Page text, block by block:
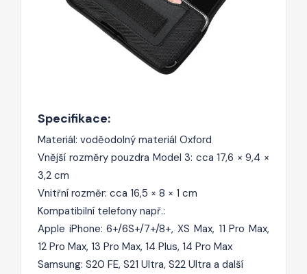
Specifikace:
Materiál: voděodolný materiál Oxford
Vnější rozměry pouzdra Model 3: cca 17,6 × 9,4 ×
3,2 cm
Vnitřní rozměr: cca 16,5 × 8 × 1 cm
Kompatibilní telefony např.:
Apple iPhone: 6+/6S+/7+/8+, XS Max, 11 Pro Max,
12 Pro Max, 13 Pro Max, 14 Plus, 14 Pro Max
Samsung: S20 FE, S21 Ultra, S22 Ultra a další